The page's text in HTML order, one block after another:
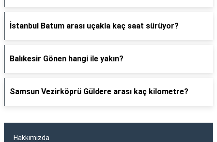
İstanbul Batum arası uçakla kaç saat sürüyor?
Balıkesir Gönen hangi ile yakın?
Samsun Vezirköprü Güldere arası kaç kilometre?
Hakkımızda